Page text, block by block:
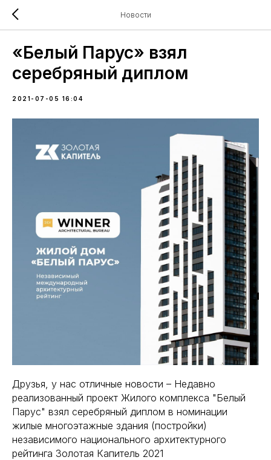
Новости
«Белый Парус» взял
серебряный диплом
2021-07-05 16:04
Друзья, у нас отличные новости – Недавно
реализованный проект Жилого комплекса "Белый
Парус" взял серебряный диплом в номинации
жилые многоэтажные здания (постройки)
независимого национального архитектурного
рейтинга Золотая Капитель 2021⠀